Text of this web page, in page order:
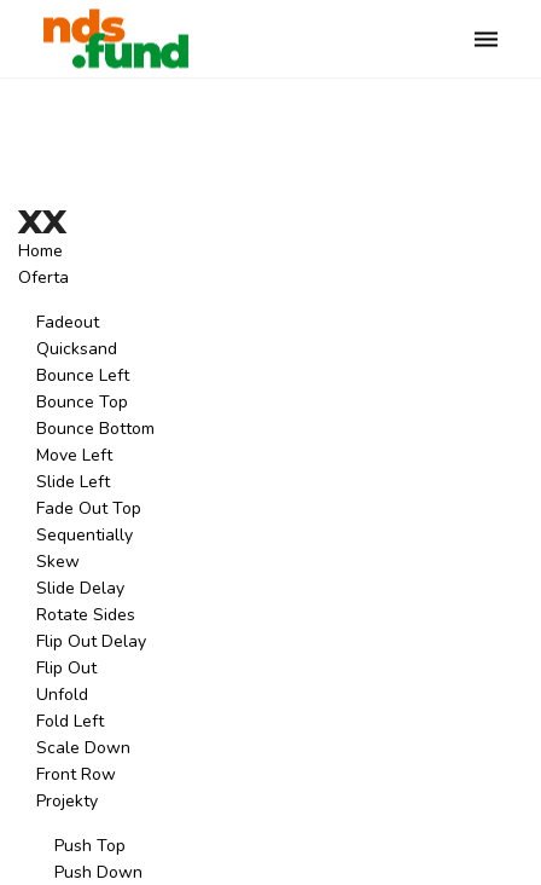
Toggle
xx
Home
Oferta
Fadeout
Quicksand
Bounce Left
Bounce Top
Bounce Bottom
Move Left
Slide Left
Fade Out Top
Sequentially
Skew
Slide Delay
Rotate Sides
Flip Out Delay
Flip Out
Unfold
Fold Left
Scale Down
Front Row
Projekty
Push Top
Push Down